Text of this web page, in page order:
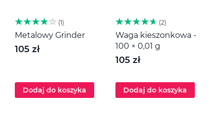
1
Metalowy Grinder
105 zł
Dodaj do koszyka
2
Waga kieszonkowa -
100 × 0,01 g
105 zł
Dodaj do koszyka